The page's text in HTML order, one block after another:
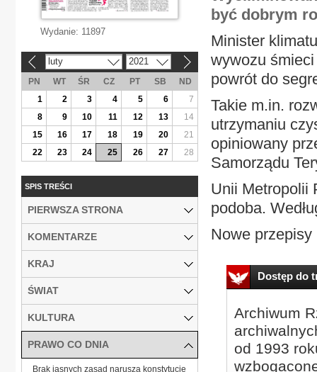
być dobrym
Minister
wywozu
powrót do
Takie m.in.
utrzymaniu
opiniowany
Samorządu
Unii Metropolii
podoba.
Nowe przepisy
Dostęp do
Archiwum
od 1993
Wydanie: 11897
luty 2021
PN WT ŚR CZ PT SB
ND
1
2 3 4 5 6
7
8
9 10 11 12 13
14
15
16 17 18 19 20
21
22
23 24 25 26 27 28
SPIS TREŚCI
PIERWSZA STRONA
KOMENTARZE
KRAJ
ŚWIAT
KULTURA
PRAWO CO DNIA
Brak jasnych zasad narusza konstytucję